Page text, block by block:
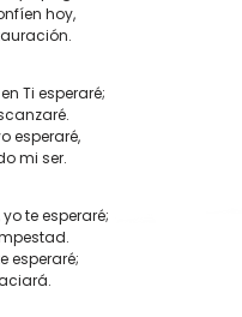
hoy,
Ti esperaré;
esperaré,
mi ser.
yo te esperaré;
esperaré;